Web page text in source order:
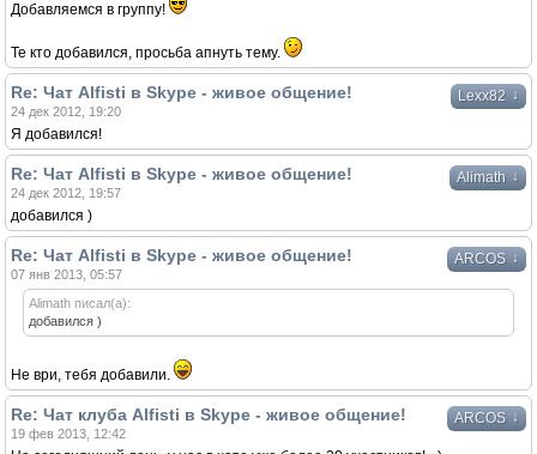
Добавляемся в группу!
Те кто добавился, просьба апнуть тему.
Lexx82 ↓
Re: Чат Alfisti в Skype - живое общение!
24 дек 2012, 19:20
Я добавился!
Alimath ↓
Re: Чат Alfisti в Skype - живое общение!
24 дек 2012, 19:57
добавился )
ARCOS ↓
Re: Чат Alfisti в Skype - живое общение!
07 янв 2013, 05:57
Alimath писал(а):
добавился )
Не ври, тебя добавили.
ARCOS ↓
Re: Чат клуба Alfisti в Skype - живое общение!
19 фев 2013, 12:42